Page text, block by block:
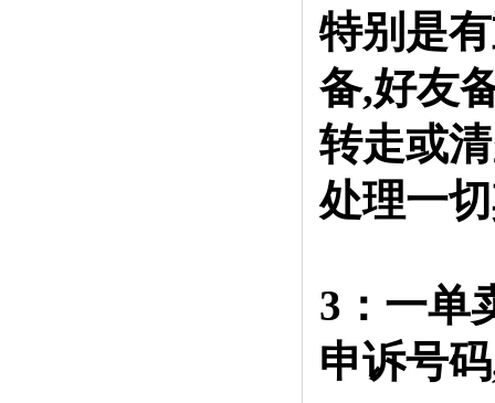
特别是
备,好友
转走或
处理一
3：一单
申诉号